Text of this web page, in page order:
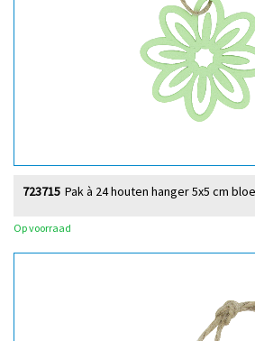
Pak à 24 houten hanger 5x5 cm
723715
Op voorraad